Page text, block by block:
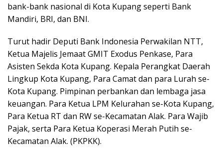
bank-bank nasional di Kota Kupang seperti Bank
Mandiri, BRI, dan BNI.
Turut hadir Deputi Bank Indonesia Perwakilan NTT,
Ketua Majelis Jemaat GMIT Exodus Penkase, Para
Asisten Sekda Kota Kupang. Kepala Perangkat Daerah
Lingkup Kota Kupang, Para Camat dan para Lurah se-
Kota Kupang. Pimpinan perbankan dan lembaga jasa
keuangan. Para Ketua LPM Kelurahan se-Kota Kupang,
Para Ketua RT dan RW se-Kecamatan Alak. Para Wajib
Pajak, serta Para Ketua Koperasi Merah Putih se-
Kecamatan Alak. (PKPKK).